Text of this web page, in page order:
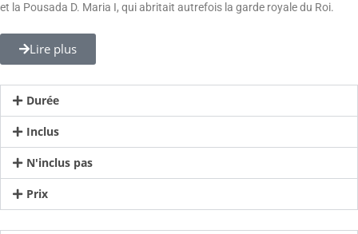
et la Pousada D. Maria I, qui abritait autrefois la garde royale du Roi.
Lire plus
Durée
Inclus
N'inclus pas
Prix